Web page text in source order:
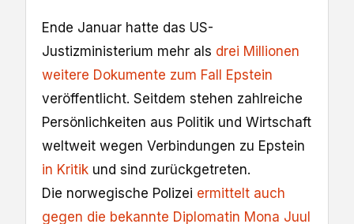
Ende Januar hatte das US-
Justizministerium mehr als drei Millionen
weitere Dokumente zum Fall Epstein
veröffentlicht. Seitdem stehen zahlreiche
Persönlichkeiten aus Politik und Wirtschaft
weltweit wegen Verbindungen zu Epstein
in Kritik und sind zurückgetreten.
Die norwegische Polizei ermittelt auch
gegen die bekannte Diplomatin Mona Juul